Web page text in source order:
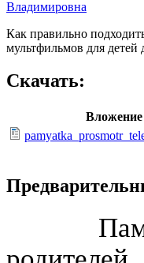
Владимировна
Как правильно
мультфильмов для детей
Скачать:
Вложение